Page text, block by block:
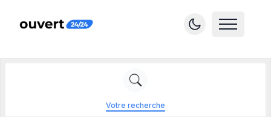
Votre recherche